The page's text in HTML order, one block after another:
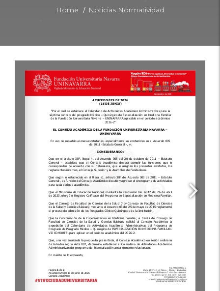
Home / Noticias Normatividad